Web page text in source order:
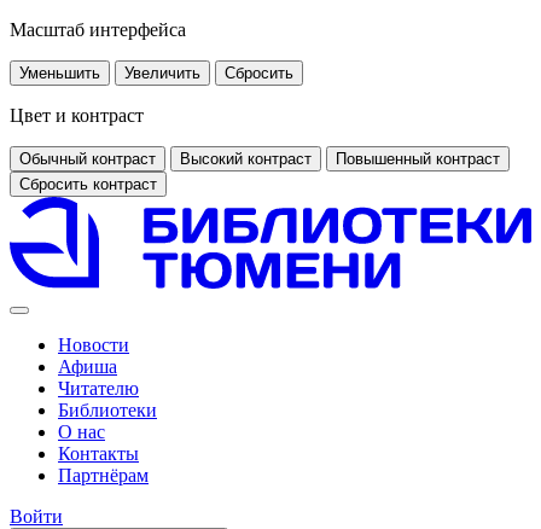
Масштаб интерфейса
Уменьшить Увеличить Сбросить
Цвет и контраст
Обычный контраст Высокий контраст
Повышенный контраст
Сбросить контраст
Новости
Афиша
Читателю
Библиотеки
О нас
Контакты
Партнёрам
Войти